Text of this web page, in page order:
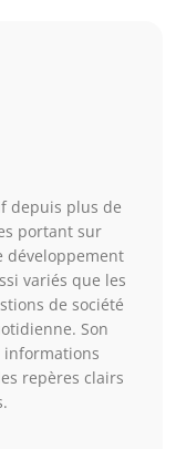
depuis plus de
portant sur
développement
variés que les
de société
Son
informations
repères clairs